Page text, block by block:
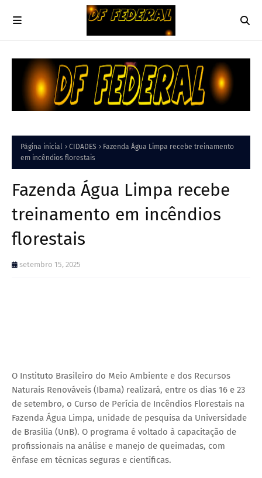
Página inicial CIDADES
Fazenda Água Limpa recebe treinamento
em incêndios florestais
Fazenda Água Limpa recebe
treinamento em incêndios
florestais
setembro 15, 2025
O Instituto Brasileiro do Meio Ambiente e dos Recursos
Naturais Renováveis (Ibama) realizará, entre os dias 16 e 23
de setembro, o Curso de Perícia de Incêndios Florestais na
Fazenda Água Limpa, unidade de pesquisa da Universidade
de Brasília (UnB). O programa é voltado à capacitação de
profissionais na análise e manejo de queimadas, com
ênfase em técnicas seguras e científicas.